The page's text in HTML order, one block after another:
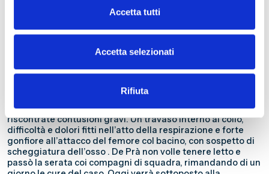
Accetta tutti
Accetta selezionati
Rifiuta
pallone nell’angolo alto della rete con un guizzo e una
gloriosamente.”. Al di là dei giudizi largamente positivi,
portiere genovese, su cui la «rosea» di lunedì 10 marzo
scrisse: “Il coraggioso nuovo portiere della Nazionale ,
appena terminata la partita, non poté oltre reggere
all’atroce dolore. Dovette essere trasportato all’albergo a
mezzo della autoambulanza della Croce Verde.
Assoggettato ad una accurata visita sanitaria, gli vennero
riscontrate contusioni gravi. Un travaso interno al collo,
difficoltà e dolori fitti nell’atto della respirazione e forte
gonfiore all’attacco del femore col bacino, con sospetto di
scheggiatura dell’osso . De Prà non volle tenere letto e
passò la serata coi compagni di squadra, rimandando di un